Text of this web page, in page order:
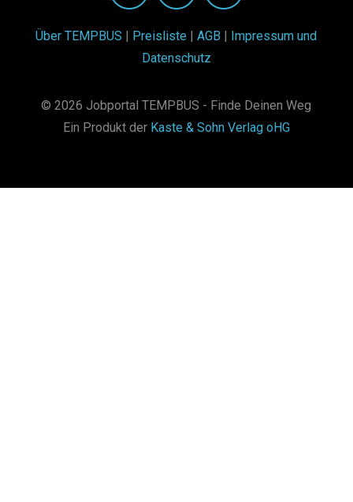
Über TEMPBUS Preisliste |AGB
Impressum und
Datenschutz
© 2026 Jobportal TEMPBUS - Finde Deinen Weg
Ein Produkt der Kaste & Sohn Verlag oHG